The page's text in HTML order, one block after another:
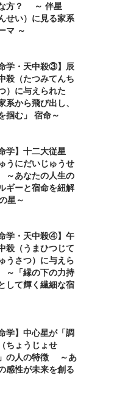
方？ ～ 伴星
せい）に見る家系
マ ～
命学・天中殺③】辰
殺（たつみてんち
）に与えられた
系から飛び出し、
掴む」 宿命～
学】十二大従星
うにだいじゅうせ
あなたの人生の
ギーと宿命を紐解
星～
命学・天中殺④】午
殺（うまひつじて
うさつ）に与えら
「縁の下の力持
して輝く繊細な宿
学】中心星が「調
ちょうじょせ
の人の特徴 ～あ
感性が未来を創る